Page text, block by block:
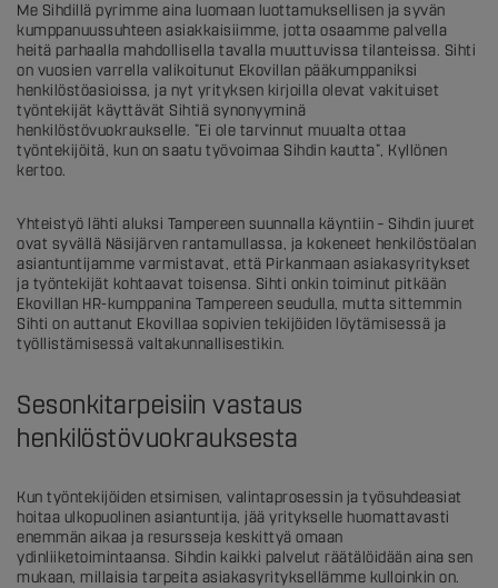
Me Sihdillä pyrimme aina luomaan luottamuksellisen ja syvän
kumppanuussuhteen asiakkaisiimme, jotta osaamme palvella
heitä parhaalla mahdollisella tavalla muuttuvissa tilanteissa. Sihti
on vuosien varrella valikoitunut Ekovillan pääkumppaniksi
henkilöstöasioissa, ja nyt yrityksen kirjoilla olevat vakituiset
työntekijät käyttävät Sihtiä synonyyminä
henkilöstövuokraukselle. ”Ei ole tarvinnut muualta ottaa
työntekijöitä, kun on saatu työvoimaa Sihdin kautta”, Kyllönen
kertoo.
Yhteistyö lähti aluksi Tampereen suunnalla käyntiin – Sihdin juuret
ovat syvällä Näsijärven rantamullassa, ja kokeneet henkilöstöalan
asiantuntijamme varmistavat, että Pirkanmaan asiakasyritykset
ja työntekijät kohtaavat toisensa. Sihti onkin toiminut pitkään
Ekovillan HR-kumppanina Tampereen seudulla, mutta sittemmin
Sihti on auttanut Ekovillaa sopivien tekijöiden löytämisessä ja
työllistämisessä valtakunnallisestikin.
Sesonkitarpeisiin vastaus
henkilöstövuokrauksesta
Kun työntekijöiden etsimisen, valintaprosessin ja työsuhdeasiat
hoitaa ulkopuolinen asiantuntija, jää yritykselle huomattavasti
enemmän aikaa ja resursseja keskittyä omaan
ydinliiketoimintaansa. Sihdin kaikki palvelut räätälöidään aina sen
mukaan, millaisia tarpeita asiakasyrityksellämme kulloinkin on.